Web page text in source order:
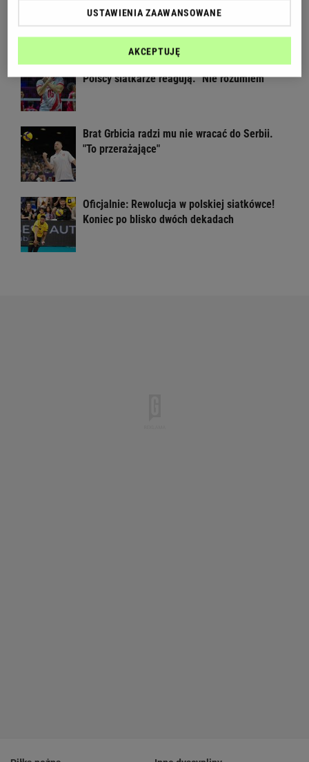
Błyskawiczna reakcja
Rosja wraca, ale do Polski nie przyleci.
Polscy siatkarze reagują. "Nie rozumiem"
Brat Grbicia radzi mu nie wracać do Serbii.
"To przerażające"
Oficjalnie: Rewolucja w polskiej siatkówce!
Koniec po blisko dwóch dekadach
USTAWIENIA ZAAWANSOWANE
AKCEPTUJĘ